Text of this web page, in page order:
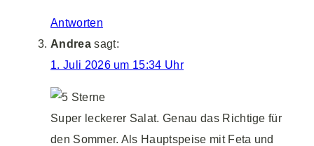
Antworten
Andrea sagt:
1. Juli 2026 um 15:34 Uhr
Super leckerer Salat. Genau das Richtige für
den Sommer. Als Hauptspeise mit Feta und